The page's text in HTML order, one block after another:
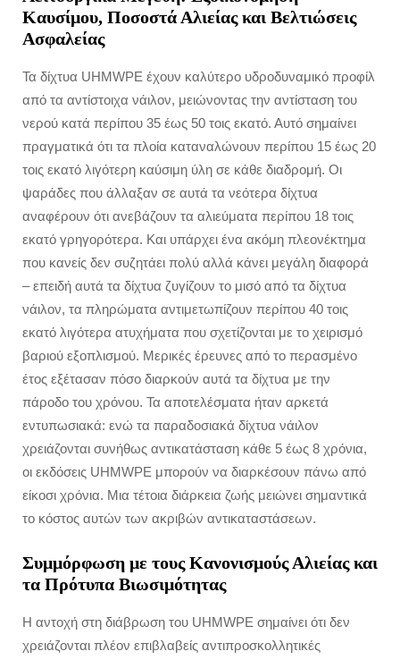
Καυσίμου, Ποσοστά Αλιείας και Βελτιώσεις
Ασφαλείας
Τα δίχτυα UHMWPE έχουν καλύτερο υδροδυναμικό προφίλ
από τα αντίστοιχα νάιλον, μειώνοντας την αντίσταση του
νερού κατά περίπου 35 έως 50 τοις εκατό. Αυτό σημαίνει
πραγματικά ότι τα πλοία καταναλώνουν περίπου 15 έως 20
τοις εκατό λιγότερη καύσιμη ύλη σε κάθε διαδρομή. Οι
ψαράδες που άλλαξαν σε αυτά τα νεότερα δίχτυα
αναφέρουν ότι ανεβάζουν τα αλιεύματα περίπου 18 τοις
εκατό γρηγορότερα. Και υπάρχει ένα ακόμη πλεονέκτημα
που κανείς δεν συζητάει πολύ αλλά κάνει μεγάλη διαφορά
– επειδή αυτά τα δίχτυα ζυγίζουν το μισό από τα δίχτυα
νάιλον, τα πληρώματα αντιμετωπίζουν περίπου 40 τοις
εκατό λιγότερα ατυχήματα που σχετίζονται με το χειρισμό
βαριού εξοπλισμού. Μερικές έρευνες από το περασμένο
έτος εξέτασαν πόσο διαρκούν αυτά τα δίχτυα με την
πάροδο του χρόνου. Τα αποτελέσματα ήταν αρκετά
εντυπωσιακά: ενώ τα παραδοσιακά δίχτυα νάιλον
χρειάζονται συνήθως αντικατάσταση κάθε 5 έως 8 χρόνια,
οι εκδόσεις UHMWPE μπορούν να διαρκέσουν πάνω από
είκοσι χρόνια. Μια τέτοια διάρκεια ζωής μειώνει σημαντικά
το κόστος αυτών των ακριβών αντικαταστάσεων.
Συμμόρφωση με τους Κανονισμούς Αλιείας και
τα Πρότυπα Βιωσιμότητας
Η αντοχή στη διάβρωση του UHMWPE σημαίνει ότι δεν
χρειάζονται πλέον επιβλαβείς αντιπροσκολλητικές